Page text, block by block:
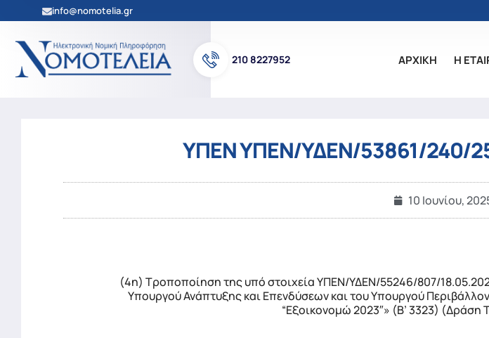
info@nomotelia.gr
210 8227952 ΑΡΧΙΚΗ Η
ΥΠΕΝ ΥΠΕΝ/ΥΔΕΝ/53861/240/
10 Ιουνίου,
(4η) Τροποποίηση της υπό στοιχεία ΥΠΕΝ/ΥΔΕΝ/55246/807/
Υπουργού Ανάπτυξης και Επενδύσεων και του Υπουργού
“Εξοικονομώ 2023″» (Β’ 3323) (Δράση